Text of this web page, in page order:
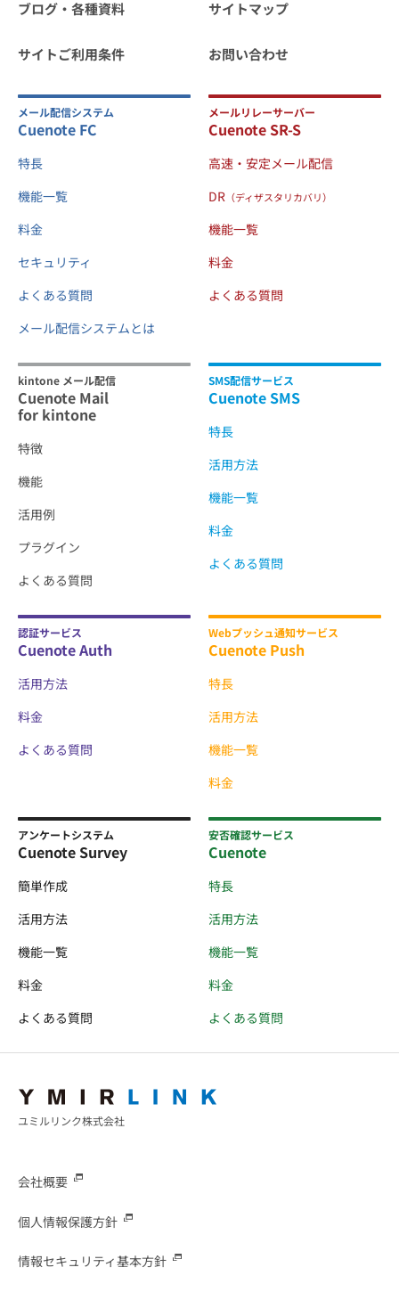
ブログ・各種資料 サイトマップ
サイトご利用条件 お問い合わせ
メール配信システム
Cuenote FC
特長
機能一覧
料金
セキュリティ
よくある質問
メール配信システムとは
メールリレーサーバー
Cuenote SR-S
高速・安定メール配信
DR （ディザスタリカバリ）
機能一覧
料金
よくある質問
kintone メール配信
Cuenote Mail
for kintone
特徴
機能
活用例
プラグイン
よくある質問
SMS配信サービス
Cuenote SMS
特長
活用方法
機能一覧
料金
よくある質問
認証サービス
Cuenote Auth
活用方法
料金
よくある質問
Webプッシュ通知サービス
Cuenote Push
特長
活用方法
機能一覧
料金
アンケートシステム
Cuenote Survey
簡単作成
活用方法
機能一覧
料金
よくある質問
安否確認サービス
Cuenote
特長
活用方法
機能一覧
料金
よくある質問
ユミルリンク株式会社
会社概要
個人情報保護方針
情報セキュリティ基本方針